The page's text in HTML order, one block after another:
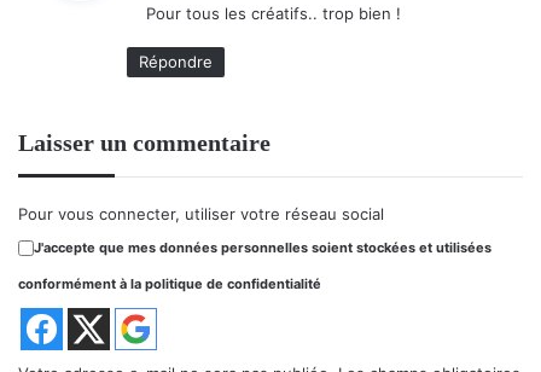
Pour tous les créatifs.. trop bien !
Répondre
Laisser un commentaire
Pour vous connecter, utiliser votre réseau social
J'accepte que mes données personnelles soient stockées et utilisées
conformément à la politique de confidentialité